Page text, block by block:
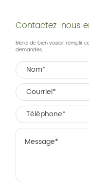
Contactez-nous
Merci de bien vouloir remplir
demandes.